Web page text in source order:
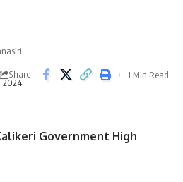
2024
Share 1 Min Read
Government High